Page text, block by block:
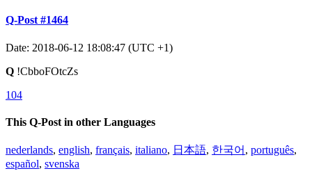
Q-Post #1464
Date: 2018-06-12 18:08:47 (UTC +1)
Q !CbboFOtcZs
104
This Q-Post in other Languages
nederlands, english, français, italiano, 日本語, 한국어 , português,
español, svenska